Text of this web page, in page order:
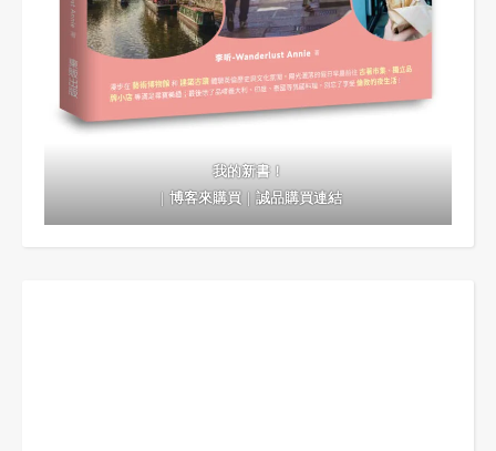
我的新書！
｜博客來購買｜誠品購買連結